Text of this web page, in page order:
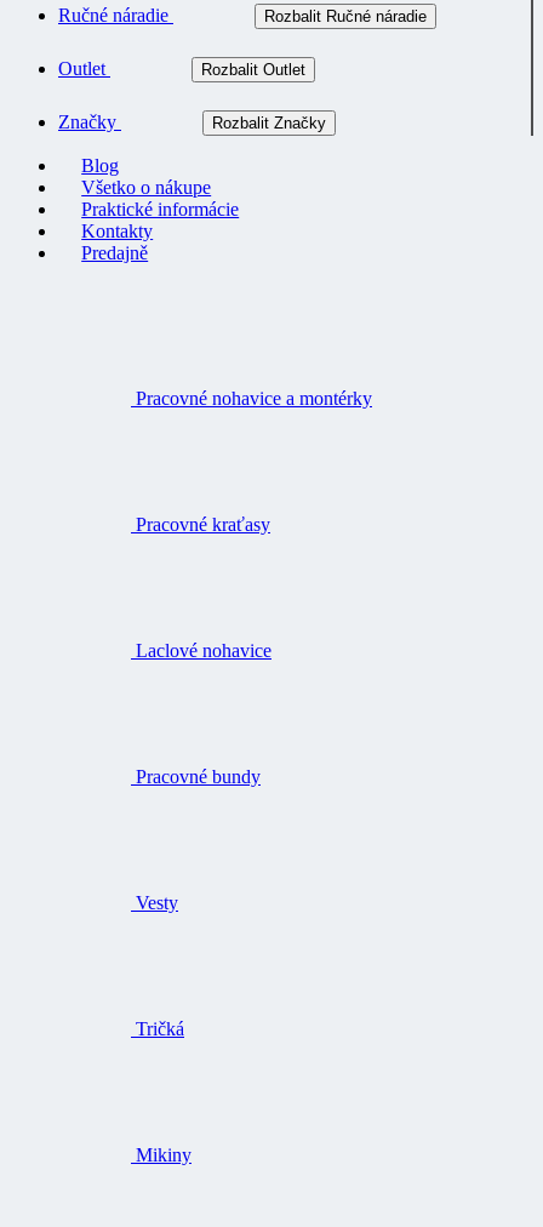
Ručné náradie Rozbalit Ručné náradie
Outlet Rozbalit Outlet
Značky Rozbalit Značky
Blog
Všetko o nákupe
Praktické informácie
Kontakty
Predajně
Pracovné nohavice a montérky
Pracovné kraťasy
Laclové nohavice
Pracovné bundy
Vesty
Tričká
Mikiny